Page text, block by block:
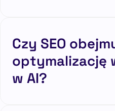
Czy SEO
optymalizację
w AI?